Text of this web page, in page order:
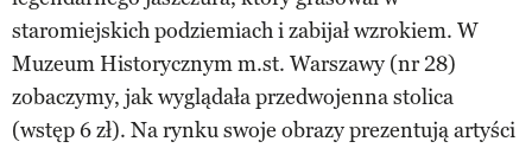
staromiejskich podziemiach i zabijał wzrokiem. W
Muzeum Historycznym m.st. Warszawy (nr 28)
zobaczymy, jak wyglądała przedwojenna stolica
(wstęp 6 zł). Na rynku swoje obrazy prezentują artyści